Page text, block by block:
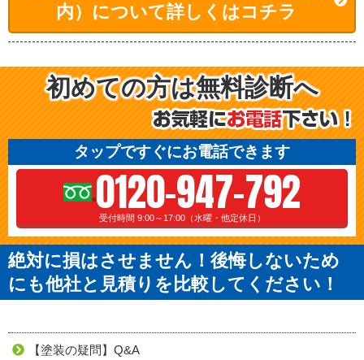
内）について詳しくはコチラ
初めての方は無料診断へ
タップですぐにお電話できます
0120-947-792
受付時間 9:00～17:00（水曜・他定休日）
絶対に損はさせません！後悔しないため
にも他社と見積りを比較してください！
【塗装の疑問】Q&A